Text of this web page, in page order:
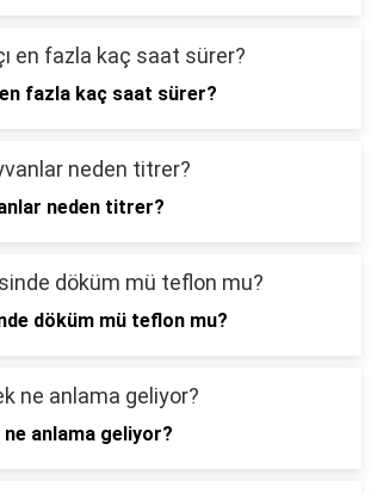
fazla kaç saat sürer?
neden titrer?
döküm mü teflon mu?
anlama geliyor?